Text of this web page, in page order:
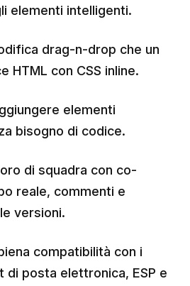
elementi intelligenti.
drag-n-drop che un
HTML con CSS inline.
elementi
bisogno di codice.
di squadra con co-
reale, commenti e
versioni.
compatibilità con i
di posta elettronica, ESP e